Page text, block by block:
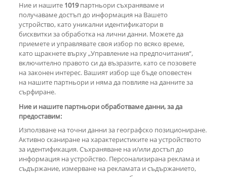
РЕКЛАМА
КОМЕНТАРИ
Ние и нашите 1019партньори съхраняваме и
получаваме достъп до информация на Вашето
устройство, като уникални идентификатори в
бисквитки за обработка на лични данни. Можете да
приемете и управлявате своя избор по всяко време,
като щракнете върху „Управление на предпочитания“,
включително правото си да възразите, като се позовете
на законен интерес. Вашият избор ще бъде оповестен
на нашите партньори и няма да повлияе на данните за
сърфиране.
Ние и нашите партньори обработваме данни, за да
предоставим:
Използване на точни данни за географско позициониране.
Активно сканиране на характеристиките на устройството
за идентификация. Съхраняване на и/или достъп до
информация на устройство. Персонализирана реклама и
съдържание, измерване на рекламата и съдържанието,